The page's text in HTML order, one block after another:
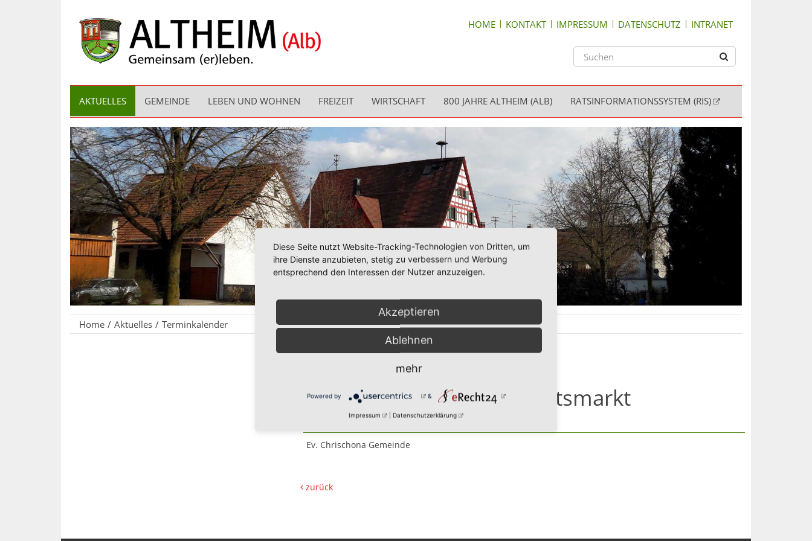
HOME KONTAKT IMPRESSUM DATENSCHUTZ INTRANET
AKTUELLES GEMEINDE LEBEN UND WOHNEN FREIZEIT WIRTSCHAFT 800 JAHRE ALTHEIM (ALB) RATSINFORMATIONSSYSTEM (RIS)
Home Aktuelles Terminkalender
Orangen Aktion Weihnachtsmarkt
Ev. Chrischona Gemeinde
zurück
Diese Seite nutzt Website-Tracking-Technologien von Dritten, um
ihre Dienste anzubieten, stetig zu verbessern und Werbung
entsprechend den Interessen der Nutzer anzuzeigen.
Akzeptieren
Ablehnen
mehr
Powered by &
Impressum Datenschutzerklärung